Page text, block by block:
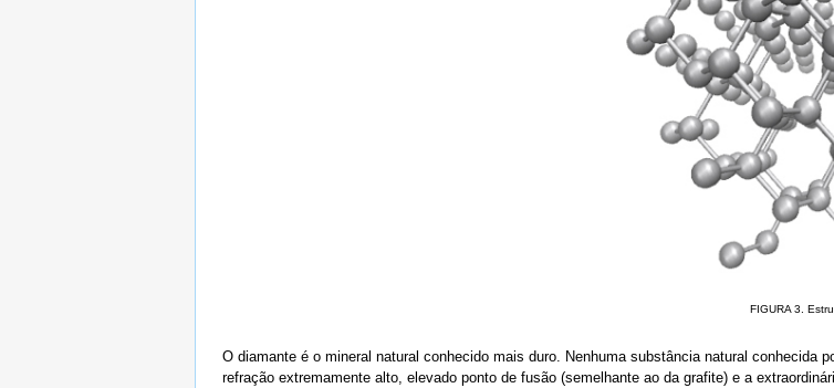
FIGURA 3.
O diamante é o mineral natural conhecido mais duro. Nenhuma substância natural
refração extremamente alto, elevado ponto de fusão (semelhante ao da grafite) e a